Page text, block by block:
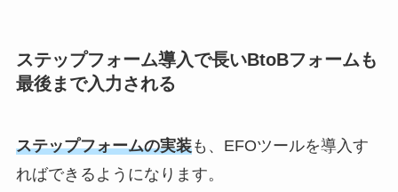
ステップフォーム導入で長いBtoBフォームも
最後まで入力される
ステップフォームの実装も、EFOツールを導入す
ればできるようになります。